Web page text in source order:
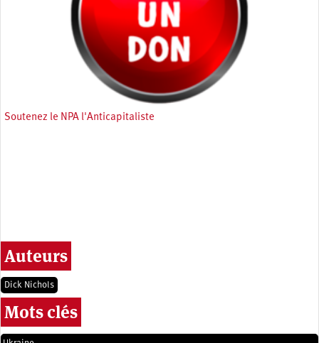
Soutenez le NPA l'Anticapitaliste
Auteurs
Dick Nichols
Mots clés